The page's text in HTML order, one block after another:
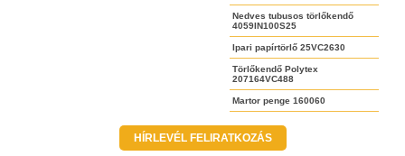
Nedves tubusos törlőkendő
4059IN100S25
Ipari papírtörlő 25VC2630
Törlőkendő Polytex
207164VC488
Martor penge 160060
HÍRLEVÉL FELIRATKOZÁS